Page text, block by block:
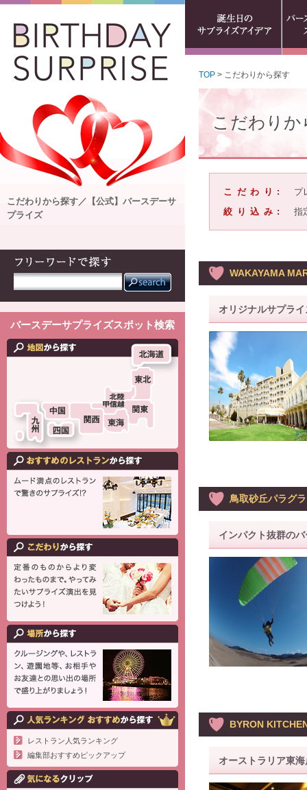
こだわりから探す／【公式】バースデーサ
プライズ
TOP > こだわりから探す
こだわりか
こだわり:
プ
絞り込み:
指
WAKAYAMA
オリジナルサプラ
鳥取砂丘パラグ
インパクト抜群の
BYRON
オーストラリア東
バースデーサプライズスポット検索
レストラン人気ランキング
編集部おすすめピックアップ